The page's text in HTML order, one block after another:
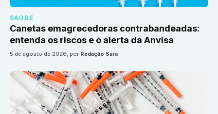
SAÚDE
Canetas emagrecedoras contrabandeadas:
entenda os riscos e o alerta da Anvisa
5 de agosto de 2026, por Redação Sara